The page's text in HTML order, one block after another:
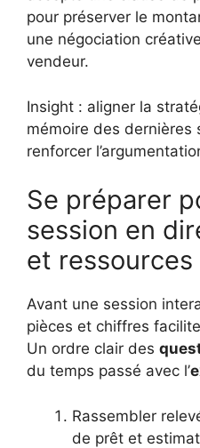
pour préserver le
une négociation
vendeur.
Insight : aligner la
mémoire des dernières
renforcer
Se préparer
session en
et ressources
Avant une session
pièces et chiffres
Un ordre clair des
du temps passé avec l’
Rassembler
de prêt et